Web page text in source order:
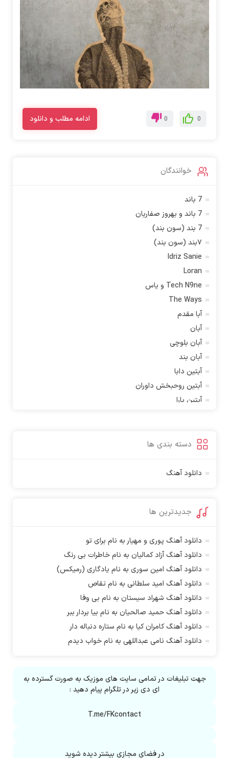
0
0 ادامه مطلب و دانلود
خوانندگان
7 باند
7 باند و بهروز صفاریان
7 بند (سون بند)
۷بند (سون بند)
Idriz Sanie
Loran
Tech N9ne و یاس
The Ways
آبا مقدم
آبان
آبان بلوچی
آبان بند
آبتین دابا
آبتین روحبخش داوران
آبتین یارا
آدرین آذری
آدین
آراد شاک
آراز
آراز آرا
آراز المان
آراز نصیری
آراکو
آراکوم
آران
آران براتی
دسته بندی ها
دانلود آهنگ
جدیدترین ها
دانلود آهنگ پوری و مهیار به نام برای تو
دانلود آهنگ آزاد کمالیان به نام خاطرات بی رنگ
دانلود آهنگ امین سوری به نام یادگاری (رمیکس)
دانلود آهنگ امید سلطانی به نام تقاص
دانلود آهنگ شهراد سیستان به نام بی وفا
دانلود آهنگ حمید صالحیان به نام بیا بردار ببر
دانلود آهنگ کامران کیا به نام ستاره دنباله دار
دانلود آهنگ نامی عبداللهی به نام خواب دیدم
جهت تبلیغات در تمامی سایت های موزیک به صورت گسترده به
ای دی زیر در تلگرام پیام دهید :
T.me/FKcontact
در فضای مجازی بیشتر دیده شوید